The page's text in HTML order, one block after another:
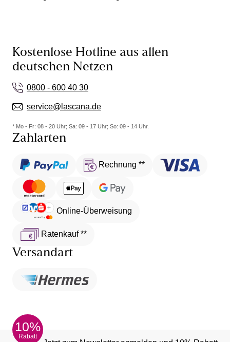
Kostenlose Hotline aus allen
deutschen Netzen
0800 - 600 40 30
service@lascana.de
* Mo - Fr: 08 - 20 Uhr; Sa: 09 - 17 Uhr; So: 09 - 14 Uhr.
Zahlarten
Rechnung **
Online-Überweisung
Ratenkauf **
Versandart
10%
Rabatt